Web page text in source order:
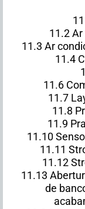
11.2
11.3 Ar
11.4
11.6
11.7
11.8
11.9
11.10
11.11
11.12
11.13
de